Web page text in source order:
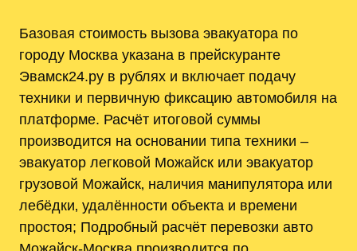
Базовая стоимость вызова эвакуатора по
городу Москва указана в прейскуранте
Эвамск24.ру в рублях и включает подачу
техники и первичную фиксацию автомобиля на
платформе. Расчёт итоговой суммы
производится на основании типа техники ‒
эвакуатор легковой Можайск или эвакуатор
грузовой Можайск‚ наличия манипулятора или
лебёдки‚ удалённости объекта и времени
простоя; Подробный расчёт перевозки авто